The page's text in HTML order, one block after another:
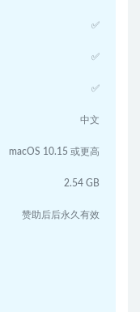
✅
✅
✅
中文
macOS 10.15 或更高
2.54 GB
赞助后后永久有效